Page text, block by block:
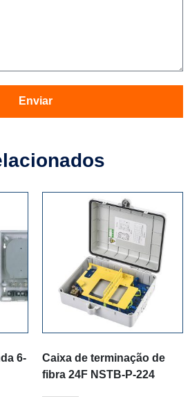
Enviar
6-
Caixa de terminação de
fibra 24F NSTB-P-224